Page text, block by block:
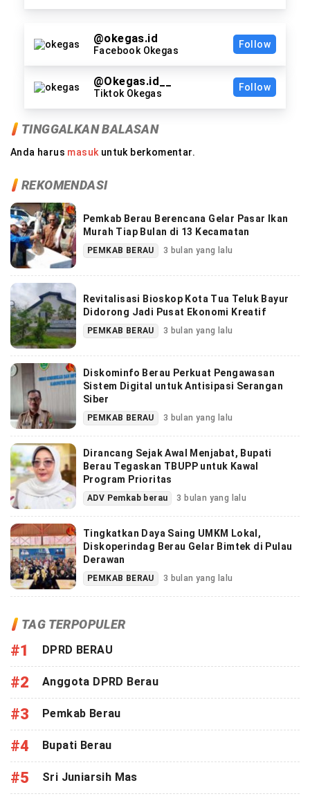
@okegas.id
Facebook Okegas
Follow
@Okegas.id__
Tiktok Okegas
Follow
TINGGALKAN BALASAN
Anda harus masuk untuk berkomentar.
REKOMENDASI
Pemkab Berau Berencana Gelar Pasar Ikan
Murah Tiap Bulan di 13 Kecamatan
PEMKAB BERAU 3 bulan yang lalu
Revitalisasi Bioskop Kota Tua Teluk Bayur
Didorong Jadi Pusat Ekonomi Kreatif
PEMKAB BERAU 3 bulan yang lalu
Diskominfo Berau Perkuat Pengawasan
Sistem Digital untuk Antisipasi Serangan
Siber
PEMKAB BERAU 3 bulan yang lalu
Dirancang Sejak Awal Menjabat, Bupati
Berau Tegaskan TBUPP untuk Kawal
Program Prioritas
ADV Pemkab berau 3 bulan yang lalu
Tingkatkan Daya Saing UMKM Lokal,
Diskoperindag Berau Gelar Bimtek di Pulau
Derawan
PEMKAB BERAU 3 bulan yang lalu
TAG TERPOPULER
#1 DPRD BERAU
#2 Anggota DPRD Berau
#3 Pemkab Berau
#4 Bupati Berau
#5 Sri Juniarsih Mas